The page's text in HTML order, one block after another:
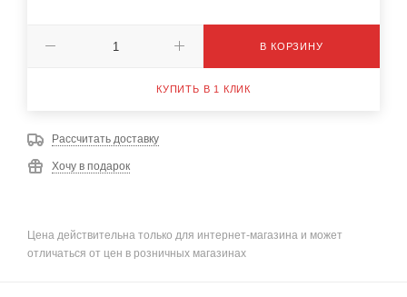
В КОРЗИНУ
КУПИТЬ В 1 КЛИК
Рассчитать доставку
Хочу в подарок
Цена действительна только для интернет-магазина и может
отличаться от цен в розничных магазинах